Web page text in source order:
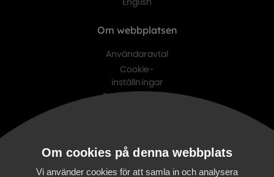
Om webbplatsen
Användaravtal
Cookie-
inställningar
Personuppgifts-
Digitalist Cloud
Digitalist Finland
Om cookies på denna webbplats
Vi använder cookies för att samla in och analysera